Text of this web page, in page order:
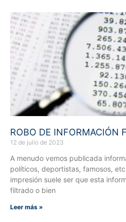
ROBO DE INFORMACIÓN
12 de julio de 2023
A menudo vemos publicada
políticos, deportistas, famosos,
impresión suele ser que esta
filtrado o bien
Leer más »